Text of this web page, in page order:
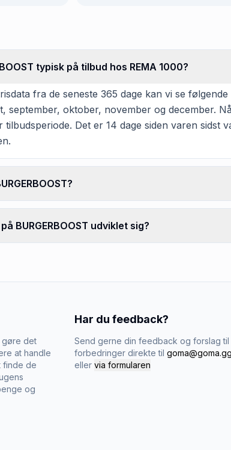
typisk på tilbud hos REMA 1000?
fra de seneste 365 dage kan vi se
september, oktober, november og december.
tilbudsperiode. Det er 14 dage siden varen
BURGERBOOST udviklet sig?
gøre det
at handle
finde de
og
Har du feedback?
Send gerne din feedback og forslag til
forbedringer direkte til goma@goma.gg
eller via formularen